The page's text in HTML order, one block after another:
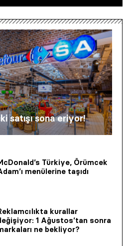
satışı sona eriyor!
Türkiye, Örümcek
menülerine taşıdı
kurallar
1 Ağustos’tan sonra
ne bekliyor?